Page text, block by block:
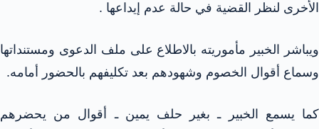
الأخرى لنظر القضية في حالة عدم إيداعها .
ويباشر الخبير مأموريته بالاطلاع على ملف الدعوى ومستنداتها
وسماع أقوال الخصوم وشهودهم بعد تكليفهم بالحضور أمامه.
كما يسمع الخبير ـ بغير حلف يمين ـ أقوال من يحضرهم